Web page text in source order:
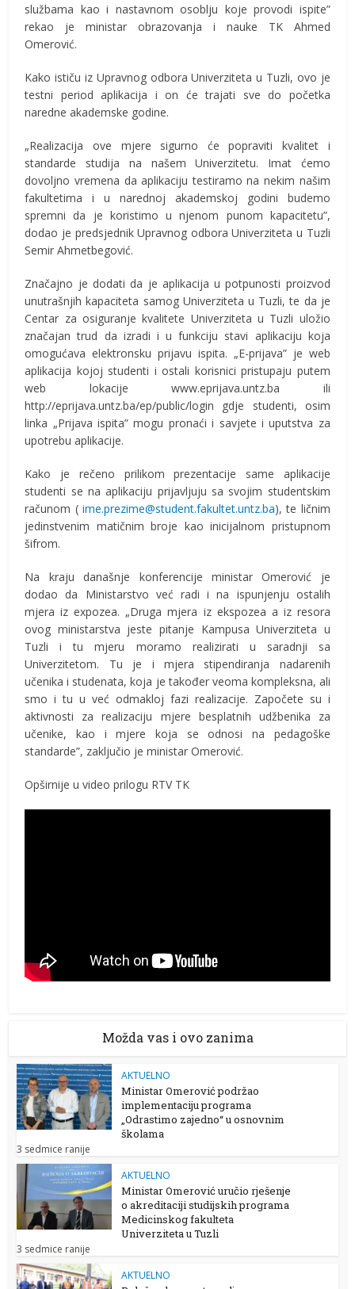
službama kao i nastavnom osoblju koje provodi ispite”
rekao je ministar obrazovanja i nauke TK Ahmed
Omerović.
Kako ističu iz Upravnog odbora Univerziteta u Tuzli, ovo je
testni period aplikacija i on će trajati sve do početka
naredne akademske godine.
„Realizacija ove mjere sigurno će popraviti kvalitet i
standarde studija na našem Univerzitetu. Imat ćemo
dovoljno vremena da aplikaciju testiramo na nekim našim
fakultetima i u narednoj akademskoj godini budemo
spremni da je koristimo u njenom punom kapacitetu”,
dodao je predsjednik Upravnog odbora Univerziteta u Tuzli
Semir Ahmetbegović.
Značajno je dodati da je aplikacija u potpunosti proizvod
unutrašnjih kapaciteta samog Univerziteta u Tuzli, te da je
Centar za osiguranje kvalitete Univerziteta u Tuzli uložio
značajan trud da izradi i u funkciju stavi aplikaciju koja
omogućava elektronsku prijavu ispita. „E-prijava” je web
aplikacija kojoj studenti i ostali korisnici pristupaju putem
web lokacije www.eprijava.untz.ba ili
http://eprijava.untz.ba/ep/public/login gdje studenti, osim
linka „Prijava ispita” mogu pronaći i savjete i uputstva za
upotrebu aplikacije.
Kako je rečeno prilikom prezentacije same aplikacije
studenti se na aplikaciju prijavljuju sa svojim studentskim
računom ( ime.prezime@student.fakultet.untz.ba), te ličnim
jedinstvenim matičnim broje kao inicijalnom pristupnom
šifrom.
Na kraju današnje konferencije ministar Omerović je
dodao da Ministarstvo već radi i na ispunjenju ostalih
mjera iz expozea. „Druga mjera iz ekspozea a iz resora
ovog ministarstva jeste pitanje Kampusa Univerziteta u
Tuzli i tu mjeru moramo realizirati u saradnji sa
Univerzitetom. Tu je i mjera stipendiranja nadarenih
učenika i studenata, koja je također veoma kompleksna, ali
smo i tu u već odmakloj fazi realizacije. Započete su i
aktivnosti za realizaciju mjere besplatnih udžbenika za
učenike, kao i mjere koja se odnosi na pedagoške
standarde”, zaključio je ministar Omerović.
Opširnije u video prilogu RTV TK
Možda vas i ovo zanima
AKTUELNO
Ministar Omerović podržao
implementaciju programa
„Odrastimo zajedno“ u osnovnim
školama
3 sedmice ranije
AKTUELNO
Ministar Omerović uručio rješenje
o akreditaciji studijskih programa
Medicinskog fakulteta
Univerziteta u Tuzli
3 sedmice ranije
AKTUELNO